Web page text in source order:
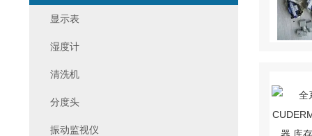
显示表
湿度计
清洗机
分度头
振动监视仪